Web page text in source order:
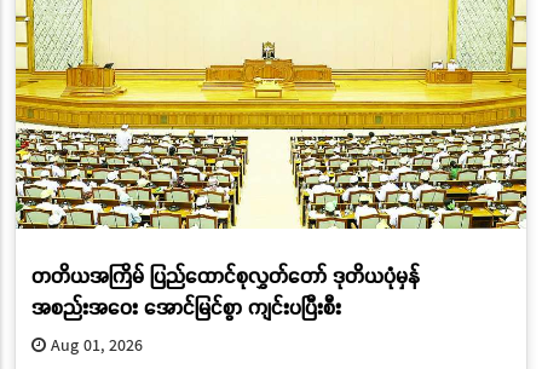
တတိယအကြိမ် ပြည်ထောင်စုလွှတ်တော် ဒုတိယပုံမှန်
အစည်းအဝေး အောင်မြင်စွာ ကျင်းပပြီးစီး
Aug 01, 2026